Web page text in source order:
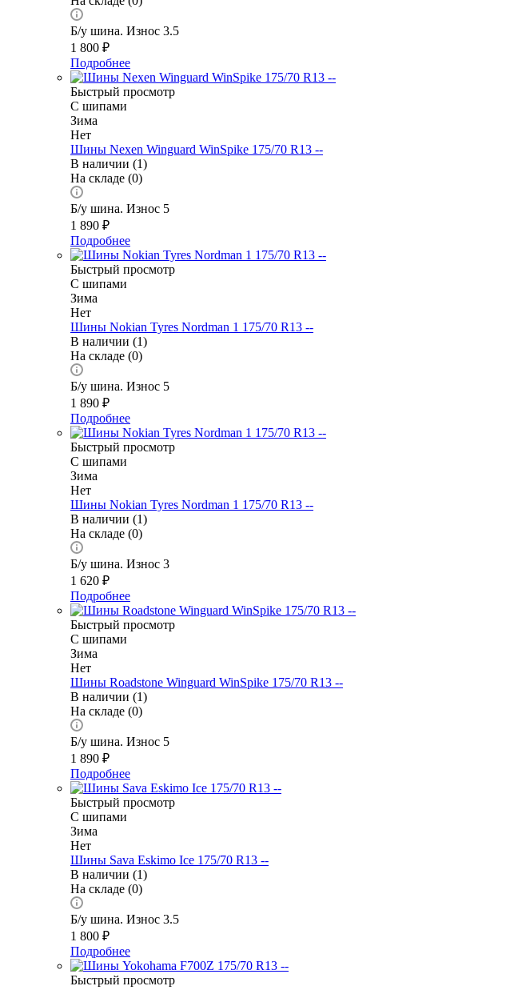
Б/у шина. Износ 3.5
1 800 ₽
Подробнее
Быстрый просмотр
С шипами
Зима
Нет
Шины Nexen Winguard WinSpike 175/70 R13 --
В наличии (1)
На складе (0)
Б/у шина. Износ 5
1 890 ₽
Подробнее
Быстрый просмотр
С шипами
Зима
Нет
Шины Nokian Tyres Nordman 1 175/70 R13 --
В наличии (1)
На складе (0)
Б/у шина. Износ 5
1 890 ₽
Подробнее
Быстрый просмотр
С шипами
Зима
Нет
Шины Nokian Tyres Nordman 1 175/70 R13 --
В наличии (1)
На складе (0)
Б/у шина. Износ 3
1 620 ₽
Подробнее
Быстрый просмотр
С шипами
Зима
Нет
Шины Roadstone Winguard WinSpike 175/70 R13 --
В наличии (1)
На складе (0)
Б/у шина. Износ 5
1 890 ₽
Подробнее
Быстрый просмотр
С шипами
Зима
Нет
Шины Sava Eskimo Ice 175/70 R13 --
В наличии (1)
На складе (0)
Б/у шина. Износ 3.5
1 800 ₽
Подробнее
Быстрый просмотр